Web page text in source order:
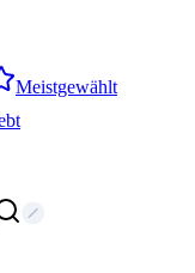
Meistgewählt